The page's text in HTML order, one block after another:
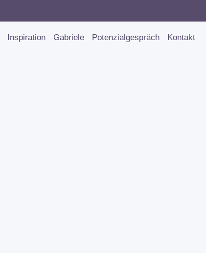
Inspiration Gabriele Potenzialgespräch Kontakt